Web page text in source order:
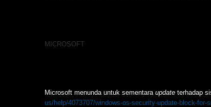
MICROSOFT
Microsoft menunda untuk sementara update terhadap
us/help/4073707/windows-os-security-update-block-for-